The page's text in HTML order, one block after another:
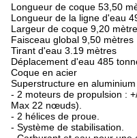
Longueur de coque 53,50
Longueur de la ligne d'eau
Largeur de coque 9,20
Faisceau global 9,50 mètres
Tirant d'eau 3.19 mètres
Déplacement d'eau 485
Coque en acier
Superstructure en aluminium
- 2 moteurs de propulsion :
Max 22 nœuds).
- 2 hélices de proue.
- Système de stabilisation.